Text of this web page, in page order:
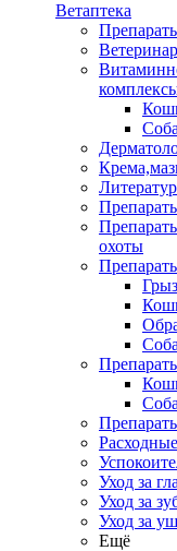
Ветаптека
охоты
Уход за
Уход за
Уход за
Ещё